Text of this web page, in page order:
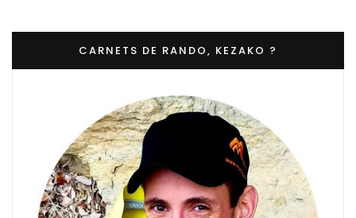
CARNETS DE RANDO, KEZAKO ?